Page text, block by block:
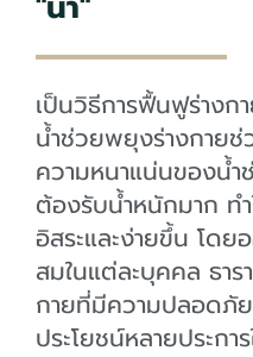
เป็นวิธีการฟื้นฟูร่าง
น้ำช่วยพยุงร่างกาย
ความหนาแน่นของน้ำ
ต้องรับน้ำหนักมาก ทำ
อิสระและง่ายขึ้น โดย
สมในแต่ละบุคคล ธา
กายที่มีความปลอดภั
ประโยชน์หลายประกา